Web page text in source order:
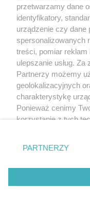
przetwarzamy dane
identyfikatory,
urządzenie czy dane
spersonalizowanych
treści, pomiar reklam
ulepszanie usług.
Partnerzy możemy
geolokalizacyjnych
charakterystykę
Ponieważ cenimy
korzystanie z tych
zmienić/wycofać
znajdujący się w
rodzaje
użytkownika, ale
przetwarzaniu.
PARTNERZY